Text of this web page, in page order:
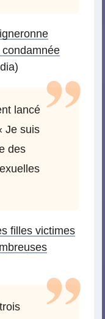
lancé
Je suis
des
filles victimes